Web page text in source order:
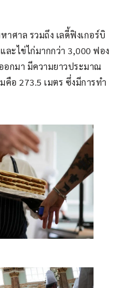
ศาล รวมถึง เลดี้ฟิงเกอร์บิ
ะไข่ไก่มากกว่า 3,000 ฟอง
กมา มีความยาวประมาณ
คือ 273.5 เมตร ซึ่งมีการทำ